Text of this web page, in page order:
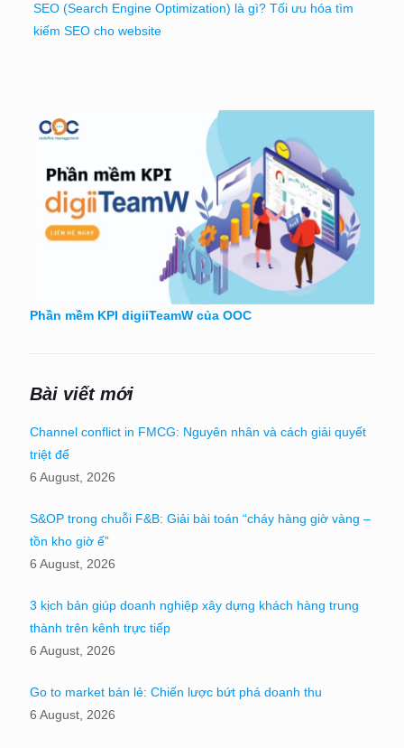
SEO (Search Engine Optimization) là gì? Tối ưu hóa tìm
kiếm SEO cho website
Phần mềm KPI digiiTeamW của OOC
Bài viết mới
Channel conflict in FMCG: Nguyên nhân và cách giải quyết
triệt để
6 August, 2026
S&OP trong chuỗi F&B: Giải bài toán “cháy hàng giờ vàng –
tồn kho giờ ế”
6 August, 2026
3 kịch bản giúp doanh nghiệp xây dựng khách hàng trung
thành trên kênh trực tiếp
6 August, 2026
Go to market bán lẻ: Chiến lược bứt phá doanh thu
6 August, 2026